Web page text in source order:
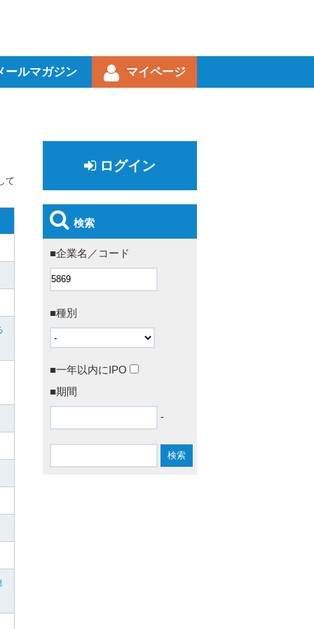
ールマガジン マイページ
て
ログイン
検索
■企業名／コード
■種別
■一年以内にIPO
■期間
-